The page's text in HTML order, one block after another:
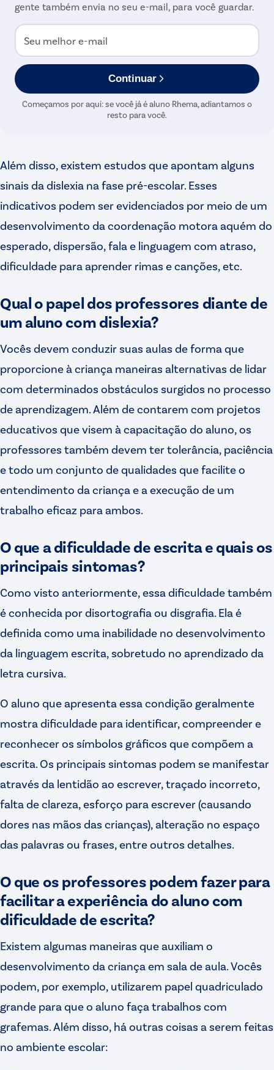
gente também envia no seu e-mail, para você guardar.
Seu melhor e-mail
Continuar
Começamos por aqui: se você já é aluno Rhema, adiantamos o
resto para você.
Além disso, existem estudos que apontam alguns
sinais da dislexia na fase pré-escolar. Esses
indicativos podem ser evidenciados por meio de um
desenvolvimento da coordenação motora aquém do
esperado, dispersão, fala e linguagem com atraso,
dificuldade para aprender rimas e canções, etc.
Qual o papel dos professores diante de
um aluno com dislexia?
Vocês devem conduzir suas aulas de forma que
proporcione à criança maneiras alternativas de lidar
com determinados obstáculos surgidos no processo
de aprendizagem. Além de contarem com projetos
educativos que visem à capacitação do aluno, os
professores também devem ter tolerância, paciência
e todo um conjunto de qualidades que facilite o
entendimento da criança e a execução de um
trabalho eficaz para ambos.
O que a dificuldade de escrita e quais os
principais sintomas?
Como visto anteriormente, essa dificuldade também
é conhecida por disortografia ou disgrafia. Ela é
definida como uma inabilidade no desenvolvimento
da linguagem escrita, sobretudo no aprendizado da
letra cursiva.
O aluno que apresenta essa condição geralmente
mostra dificuldade para identificar, compreender e
reconhecer os símbolos gráficos que compõem a
escrita. Os principais sintomas podem se manifestar
através da lentidão ao escrever, traçado incorreto,
falta de clareza, esforço para escrever (causando
dores nas mãos das crianças), alteração no espaço
das palavras ou frases, entre outros detalhes.
O que os professores podem fazer para
facilitar a experiência do aluno com
dificuldade de escrita?
Existem algumas maneiras que auxiliam o
desenvolvimento da criança em sala de aula. Vocês
podem, por exemplo, utilizarem papel quadriculado
grande para que o aluno faça trabalhos com
grafemas. Além disso, há outras coisas a serem feitas
no ambiente escolar: